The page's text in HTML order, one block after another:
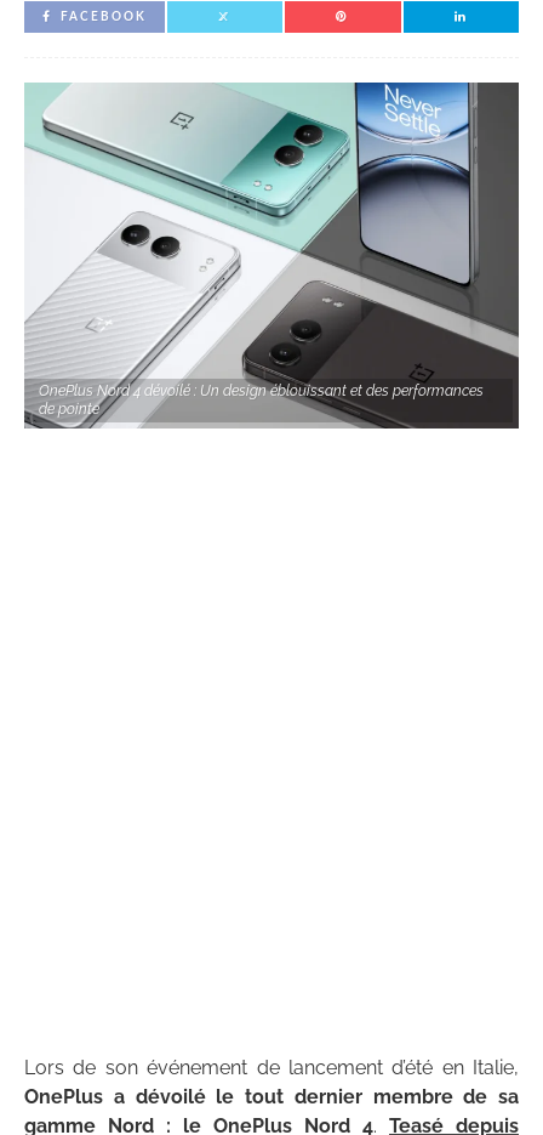
FACEBOOK
OnePlus Nord 4 dévoilé : Un design éblouissant et des performances
de pointe
Lors de son événement de lancement d’été en Italie,
OnePlus a dévoilé le tout dernier membre de sa
gamme Nord : le OnePlus Nord 4. Teasé depuis